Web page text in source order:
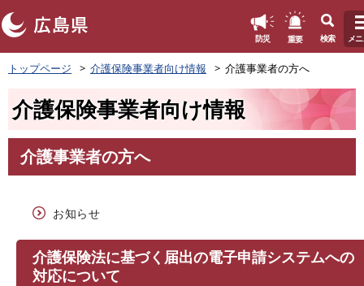
ペ
ー
頭
す
防災 重要 検索 メ
トップページ 介護保険事業者向け情報 介護事業者の方へ
介護保険事業者向け情報
文
介護事業者の方へ
お知らせ
介護保険法に基づく届出の電子申請システムへの
対応について